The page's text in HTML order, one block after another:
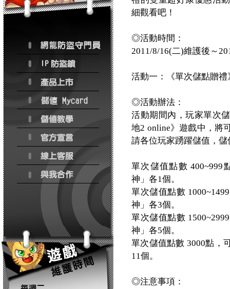
細觀看吧！
◎活動時間：
2011/8/16(二)維護後～
活動一：《單次儲點贈禮
◎活動辦法：
活動期間內，玩家單次
地2 online》遊戲中，將
請各位玩家踴躍儲值，
單次儲值點數 400~999
神」各1個。
單次儲值點數
神」各3個。
單次儲值點數
神」各5個。
單次儲值點數 3000點，
11個。
◎注意事項：